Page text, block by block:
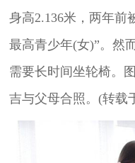
身高2.136米，两年前
最高青少年(女)”。然
需要长时间坐轮椅。
吉与父母合照。(转载